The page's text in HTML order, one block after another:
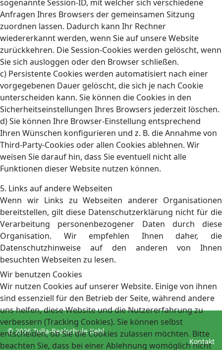
sogenannte Session-ID, mit welcher sich verschiedene
Anfragen Ihres Browsers der gemeinsamen Sitzung
zuordnen lassen. Dadurch kann Ihr Rechner
wiedererkannt werden, wenn Sie auf unsere Website
zurückkehren. Die Session-Cookies werden gelöscht, wenn
Sie sich ausloggen oder den Browser schließen.
c) Persistente Cookies werden automatisiert nach einer
vorgegebenen Dauer gelöscht, die sich je nach Cookie
unterscheiden kann. Sie können die Cookies in den
Sicherheitseinstellungen Ihres Browsers jederzeit löschen.
d) Sie können Ihre Browser-Einstellung entsprechend
Ihren Wünschen konfigurieren und z. B. die Annahme von
Third-Party-Cookies oder allen Cookies ablehnen. Wir
weisen Sie darauf hin, dass Sie eventuell nicht alle
Funktionen dieser Website nutzen können.
5. Links auf andere Webseiten
Wenn wir Links zu Webseiten anderer Organisationen
bereitstellen, gilt diese Datenschutzerklärung nicht für die
Verarbeitung personenbezogener Daten durch diese
Organisation. Wir empfehlen Ihnen daher, die
Datenschutzhinweise auf den anderen von Ihnen
besuchten Webseiten zu lesen.
© 2026 Tulla-Realschule Kehl
Kontakt
Wir benutzen Cookies
Wir nutzen Cookies auf unserer Website. Einige von ihnen
sind essenziell für den Betrieb der Seite, während andere
uns helfen, diese Website und die Nutzererfahrung zu
verbessern (Tracking Cookies). Sie können selbst
entscheiden, ob Sie die Cookies zulassen möchten. Bitte
beachten Sie, dass bei einer Ablehnung womöglich nicht